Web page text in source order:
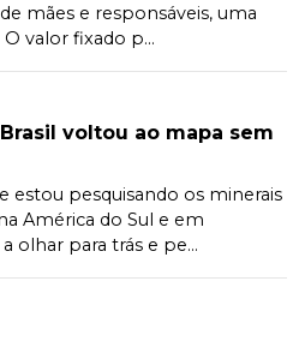
mães e responsáveis, uma
valor fixado p...
voltou ao mapa sem
estou pesquisando os minerais
América do Sul e em
olhar para trás e pe...